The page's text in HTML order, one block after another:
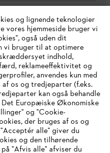
NICHT
og lignende teknologier
vores hjemmeside bruger vi
også uden dit
vi bruger til at optimere
indhold,
reklameeffektivitet og
anvendes kun med
os og tredjeparter (f.eks.
kan også behandle
Europæiske Økonomiske
og "Cookie-
der bruges af os og
alle" giver du
og den tilhørende
"Afvis alle" afviser du